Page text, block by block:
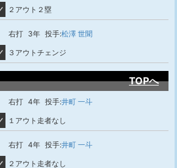
２アウト２塁
右打 3年 投手:松澤 世聞
３アウトチェンジ
TOPへ
右打 4年 投手:井町 一斗
１アウト走者なし
右打 4年 投手:井町 一斗
２アウト走者なし